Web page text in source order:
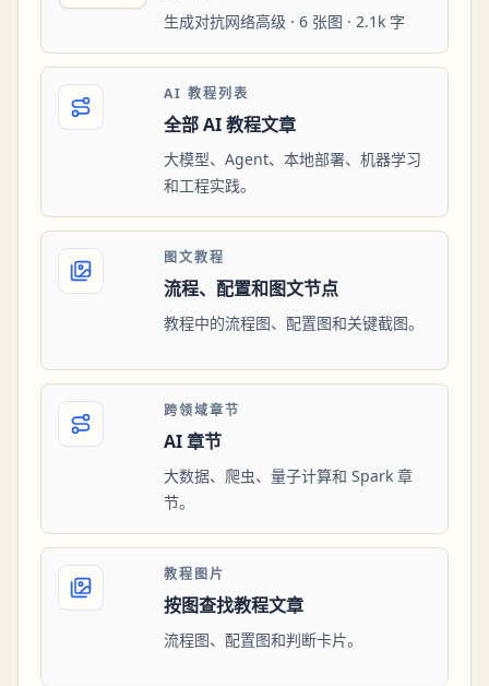
生成对抗网络高级 · 6 张图 · 2.1k 字
AI 教程列表
全部 AI 教程文章
大模型、Agent、本地部署、机器学习
和工程实践。
图文教程
流程、配置和图文节点
教程中的流程图、配置图和关键截图。
跨领域章节
AI 章节
大数据、爬虫、量子计算和 Spark 章
节。
教程图片
按图查找教程文章
流程图、配置图和判断卡片。